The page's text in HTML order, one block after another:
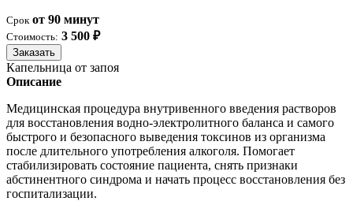
Срок от 90 минут
Стоимость: 3 500 ₽
Заказать
Капельница от запоя
Описание
Медицинская процедура внутривенного введения растворов
для восстановления водно-электролитного баланса и самого
быстрого и безопасного выведения токсинов из организма
после длительного употребления алкоголя. Помогает
стабилизировать состояние пациента, снять признаки
абстинентного синдрома и начать процесс восстановления без
госпитализации.